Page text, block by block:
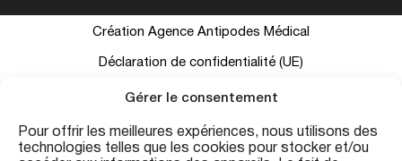
Gérer le consentement
Pour offrir les meilleures expériences, nous utilisons des
technologies telles que les cookies pour stocker et/ou
Création Agence Antipodes Médical
Déclaration de confidentialité (UE)
Conditions générales
Les informations contenues sur ce site ont une visée informative et